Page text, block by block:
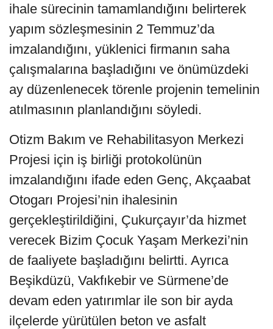
ihale sürecinin tamamlandığını belirterek
yapım sözleşmesinin 2 Temmuz’da
imzalandığını, yüklenici firmanın saha
çalışmalarına başladığını ve önümüzdeki
ay düzenlenecek törenle projenin temelinin
atılmasının planlandığını söyledi.
Otizm Bakım ve Rehabilitasyon Merkezi
Projesi için iş birliği protokolünün
imzalandığını ifade eden Genç, Akçaabat
Otogarı Projesi’nin ihalesinin
gerçekleştirildiğini, Çukurçayır’da hizmet
verecek Bizim Çocuk Yaşam Merkezi’nin
de faaliyete başladığını belirtti. Ayrıca
Beşikdüzü, Vakfıkebir ve Sürmene’de
devam eden yatırımlar ile son bir ayda
ilçelerde yürütülen beton ve asfalt